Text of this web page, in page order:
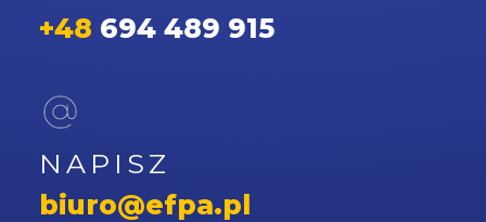
+48 694 489 915
NAPISZ
biuro@efpa.pl